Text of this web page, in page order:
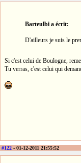
Barteulbi a écrit:
D'ailleurs je suis le
Si c'est celui de Boulogne,
Tu verras, c'est celui qui
#122 - 01-12-2011 21:55:52